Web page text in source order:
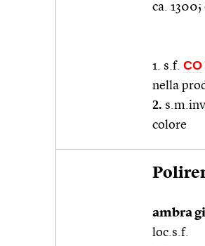
ca. 1300;
1. s.f. CO
nella
2.
colore
ambra
loc.s.f.